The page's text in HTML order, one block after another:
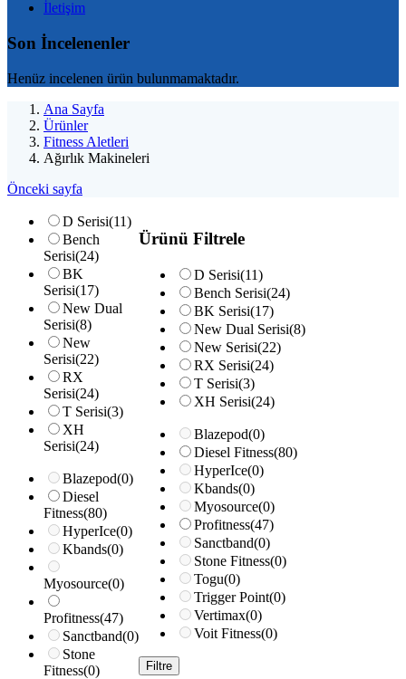
İletişim
Son İncelenenler
Henüz incelenen ürün bulunmamaktadır.
Ana Sayfa
Ürünler
Fitness Aletleri
Ağırlık Makineleri
Önceki sayfa
Ürünü Filtrele
D Serisi(11)
Bench Serisi(24)
BK Serisi(17)
New Dual Serisi(8)
New Serisi(22)
RX Serisi(24)
T Serisi(3)
XH Serisi(24)
Blazepod(0)
Diesel Fitness(80)
HyperIce(0)
Kbands(0)
Myosource(0)
Profitness(47)
Sanctband(0)
Stone Fitness(0)
Togu(0)
Trigger Point(0)
Vertimax(0)
Voit Fitness(0)
Filtre
D Serisi(11)
Bench
Serisi(24)
BK
Serisi(17)
New Dual
Serisi(8)
New
Serisi(22)
RX
Serisi(24)
T Serisi(3)
XH
Serisi(24)
Blazepod(0)
Diesel
Fitness(80)
HyperIce(0)
Kbands(0)
Myosource(0)
Profitness(47)
Sanctband(0)
Stone
Fitness(0)